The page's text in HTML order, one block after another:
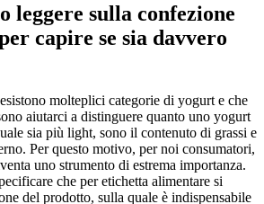
leggere sulla confezione
capire se sia davvero
molteplici categorie di yogurt e che
aiutarci a distinguere quanto uno yogurt
sia più light, sono il contenuto di grassi e
Per questo motivo, per noi consumatori,
uno strumento di estrema importanza.
che per etichetta alimentare si
del prodotto, sulla quale è indispensabile